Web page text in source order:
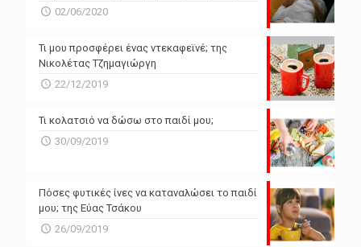
02/06/2020
Τι μου προσφέρει ένας ντεκαφεϊνέ; της
Νικολέτας Τζημαγιώργη
22/12/2019
Τι κολατσιό να δώσω στο παιδί μου;
30/09/2019
Πόσες φυτικές ίνες να καταναλώσει το παιδί
μου; της Εύας Τσάκου
26/09/2019